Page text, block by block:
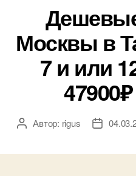
Москвы в
7 и или
АвторАвтор: rigus
Дата